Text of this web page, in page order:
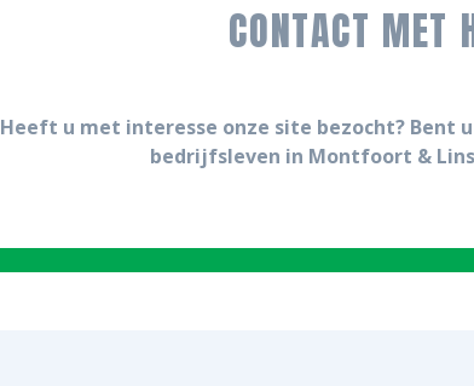
CONTACT MET
Heeft u met interesse onze site bezocht? Bent
bedrijfsleven in Montfoort &